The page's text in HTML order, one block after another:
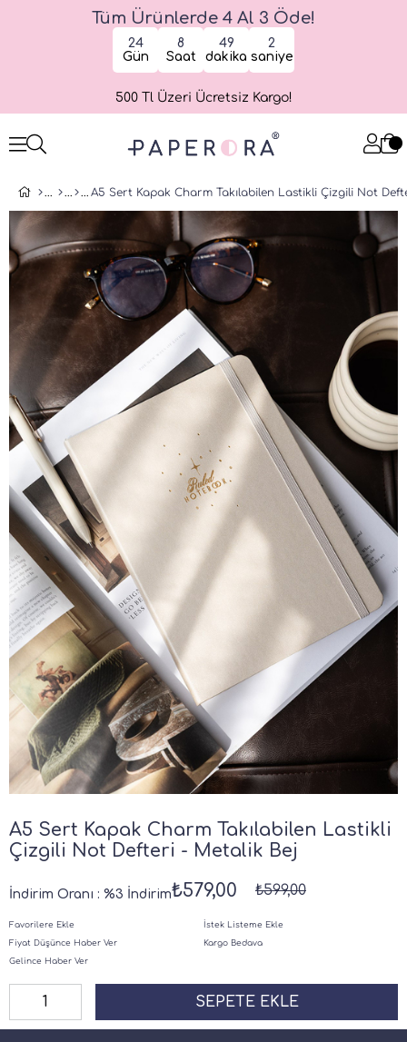
Tüm Ürünlerde 4 Al 3 Öde!
24
Gün
8
Saat
49
dakika
2
saniye
500 Tl Üzeri Ücretsiz Kargo!
A5 Sert Kapak Charm Takılabilen Lastikli
Çizgili Not Defteri - Metalik Bej
İndirim Oranı : %3 İndirim ₺599,00
₺579,00
Favorilere Ekle
İstek Listeme Ekle
Fiyat Düşünce Haber Ver
Kargo Bedava
Gelince Haber Ver